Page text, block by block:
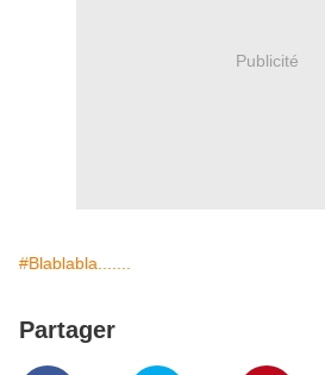
Publicité
#Blablabla.......
Partager